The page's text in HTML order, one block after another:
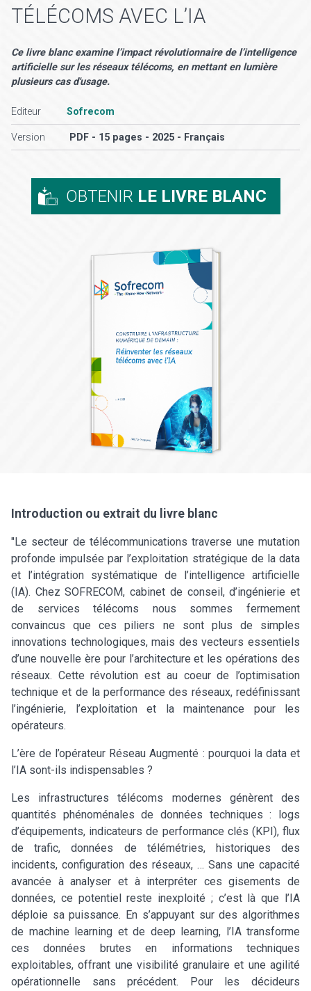
TÉLÉCOMS AVEC L’IA
Ce livre blanc examine l’impact révolutionnaire de l’intelligence
artificielle sur les réseaux télécoms, en mettant en lumière
plusieurs cas d'usage.
Editeur Sofrecom
Version PDF - 15 pages - 2025 - Français
OBTENIR LE LIVRE BLANC
Introduction ou extrait du livre blanc
"Le secteur de télécommunications traverse une mutation
profonde impulsée par l’exploitation stratégique de la data
et l’intégration systématique de l’intelligence artificielle
(IA). Chez SOFRECOM, cabinet de conseil, d’ingénierie et
de services télécoms nous sommes fermement
convaincus que ces piliers ne sont plus de simples
innovations technologiques, mais des vecteurs essentiels
d’une nouvelle ère pour l’architecture et les opérations des
réseaux. Cette révolution est au coeur de l’optimisation
technique et de la performance des réseaux, redéfinissant
l’ingénierie, l’exploitation et la maintenance pour les
opérateurs.
L’ère de l’opérateur Réseau Augmenté : pourquoi la data et
l’IA sont-ils indispensables ?
Les infrastructures télécoms modernes génèrent des
quantités phénoménales de données techniques : logs
d’équipements, indicateurs de performance clés (KPI), flux
de trafic, données de télémétries, historiques des
incidents, configuration des réseaux, … Sans une capacité
avancée à analyser et à interpréter ces gisements de
données, ce potentiel reste inexploité ; c’est là que l’IA
déploie sa puissance. En s’appuyant sur des algorithmes
de machine learning et de deep learning, l’IA transforme
ces données brutes en informations techniques
exploitables, offrant une visibilité granulaire et une agilité
opérationnelle sans précédent. Pour les décideurs